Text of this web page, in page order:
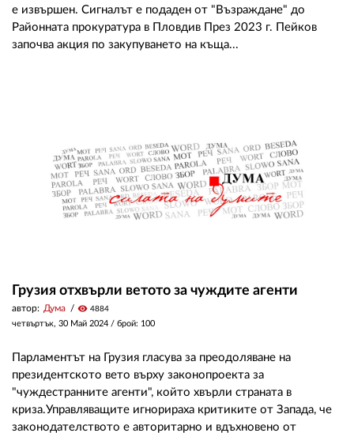
е извършен. Сигналът е подаден от "Възраждане" до
Районната прокуратура в Пловдив През 2023 г. Пейков
започва акция по закупуването на къща...
Грузия отхвърли ветото за чуждите агенти
автор: Дума visibility 4884
четвъртък, 30 Май 2024 / брой: 100
Парламентът на Грузия гласува за преодоляване на
президентското вето върху законопроекта за
"чуждестранните агенти", който хвърли страната в
криза.Управляващите игнорираха критиките от Запада, че
законодателството е авторитарно и вдъхновено от